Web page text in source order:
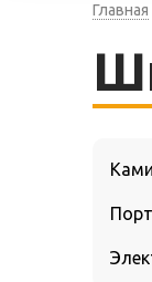
Главная